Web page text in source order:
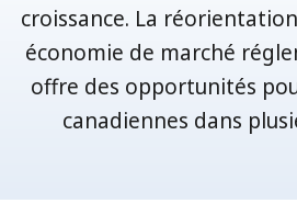
croissance. La
économie de marché
offre des opportunités
canadiennes dans